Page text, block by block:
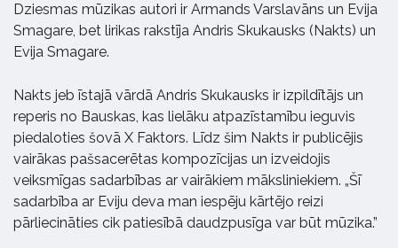
Dziesmas mūzikas autori ir Armands Varslavāns un Evija
Smagare, bet lirikas rakstīja Andris Skukausks (Nakts) un
Evija Smagare.
Nakts jeb īstajā vārdā Andris Skukausks ir izpildītājs un
reperis no Bauskas, kas lielāku atpazīstamību ieguvis
piedaloties šovā X Faktors. Līdz šim Nakts ir publicējis
vairākas pašsacerētas kompozīcijas un izveidojis
veiksmīgas sadarbības ar vairākiem māksliniekiem. „Šī
sadarbība ar Eviju deva man iespēju kārtējo reizi
pārliecināties cik patiesībā daudzpusīga var būt mūzika.”